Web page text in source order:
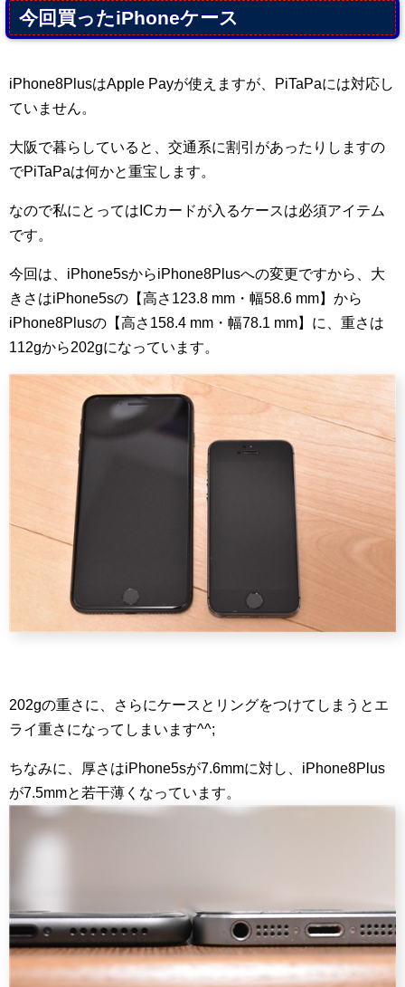
今回買ったiPhoneケース
iPhone8PlusはApple Payが使えますが、PiTaPaには対応し
ていません。
大阪で暮らしていると、交通系に割引があったりしますの
でPiTaPaは何かと重宝します。
なので私にとってはICカードが入るケースは必須アイテム
です。
今回は、iPhone5sからiPhone8Plusへの変更ですから、大
きさはiPhone5sの【高さ123.8 mm・幅58.6 mm】から
iPhone8Plusの【高さ158.4 mm・幅78.1 mm】に、重さは
112gから202gになっています。
202gの重さに、さらにケースとリングをつけてしまうとエ
ライ重さになってしまいます^^;
ちなみに、厚さはiPhone5sが7.6mmに対し、iPhone8Plus
が7.5mmと若干薄くなっています。